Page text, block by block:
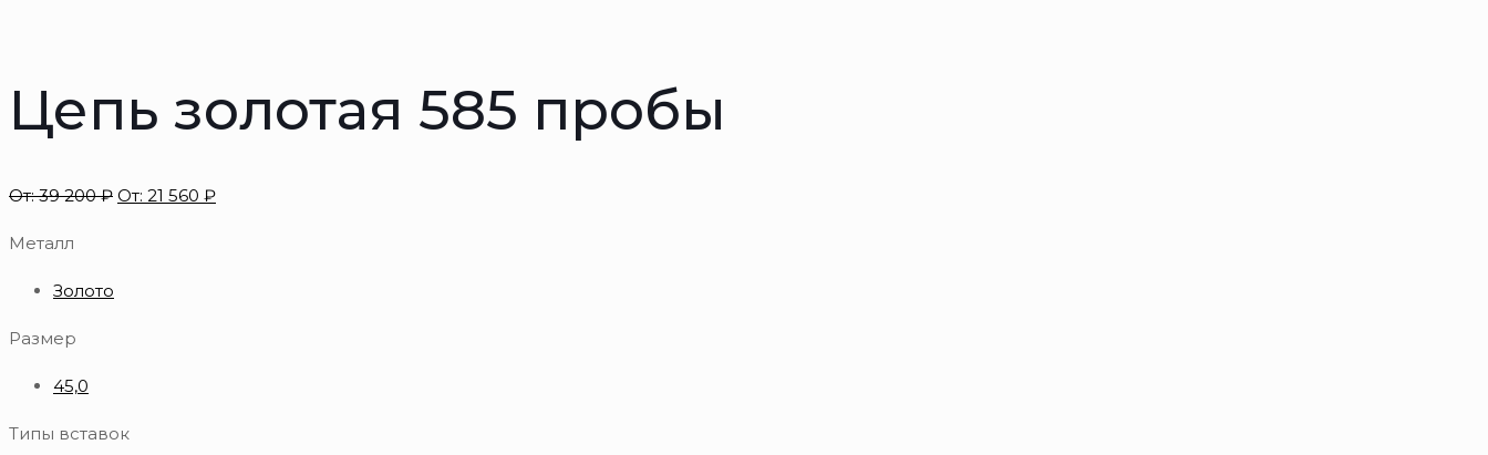
Цепь золотая 585 пробы
От:39 200₽ От: 21 560 ₽
Металл
Золото
Размер
45,0
Типы вставок